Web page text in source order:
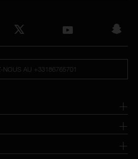
NOUS AU +33186765701